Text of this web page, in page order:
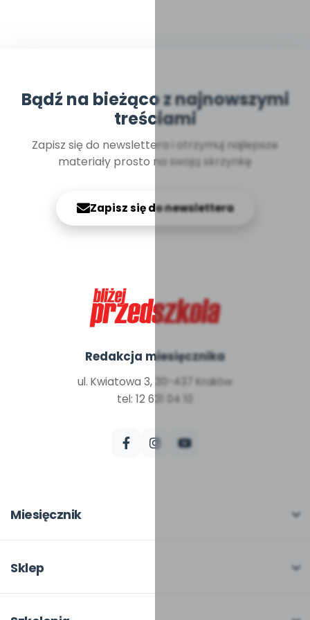
Bądź na bieżąco z najnowszymi
treściami
Zapisz się do newslettera i otrzymuj najlepsze
materiały prosto na swoją skrzynkę
Zapisz się do newslettera
Redakcja miesięcznika
ul. Kwiatowa 3, 30-437 Kraków
tel: 12 631 04 10
Miesięcznik
W numerze
Sklep